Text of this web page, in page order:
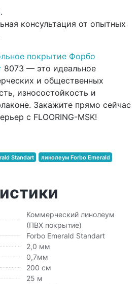
консультация от опытных
покрытие Форбо
8073 — это идеальное
и общественных
износостойкость и
Закажите прямо сейчас
с FLOORING-MSK!
Standart линолеум Forbo Emerald
Коммерческий линолеум
(ПВХ покрытие)
Forbo Emerald Standart
2,0 мм
0,7мм
200 см
25 м